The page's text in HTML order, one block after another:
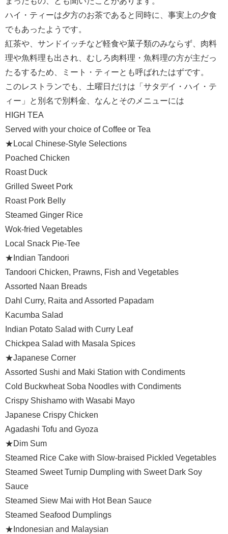
ハイ・ティーは夕方のお茶であると同時に、事実上の夕食
でもあったようです。
紅茶や、サンドイッチなど軽食や菓子類のみならず、肉料
理や魚料理も出され、むしろ肉料理・魚料理の方が主だっ
たるするため、ミート・ティーとも呼ばれたはずです。
このレストランでも、土曜日だけは「サタデイ・ハイ・テ
ィー」と別名で別料金、なんとそのメニューには
HIGH TEA
Served with your choice of Coffee or Tea
★Local Chinese-Style Selections
Poached Chicken
Roast Duck
Grilled Sweet Pork
Roast Pork Belly
Steamed Ginger Rice
Wok-fried Vegetables
Local Snack Pie-Tee
★Indian Tandoori
Tandoori Chicken, Prawns, Fish and Vegetables
Assorted Naan Breads
Dahl Curry, Raita and Assorted Papadam
Kacumba Salad
Indian Potato Salad with Curry Leaf
Chickpea Salad with Masala Spices
★Japanese Corner
Assorted Sushi and Maki Station with Condiments
Cold Buckwheat Soba Noodles with Condiments
Crispy Shishamo with Wasabi Mayo
Japanese Crispy Chicken
Agadashi Tofu and Gyoza
★Dim Sum
Steamed Rice Cake with Slow-braised Pickled Vegetables
Steamed Sweet Turnip Dumpling with Sweet Dark Soy
Sauce
Steamed Siew Mai with Hot Bean Sauce
Steamed Seafood Dumplings
★Indonesian and Malaysian